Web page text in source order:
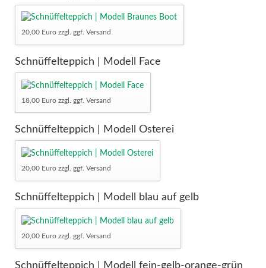
20,00 Euro zzgl. ggf. Versand
Schnüffelteppich | Modell Face
18,00 Euro zzgl. ggf. Versand
Schnüffelteppich | Modell Osterei
20,00 Euro zzgl. ggf. Versand
Schnüffelteppich | Modell blau auf gelb
20,00 Euro zzgl. ggf. Versand
Schnüffelteppich | Modell fein-gelb-orange-grün